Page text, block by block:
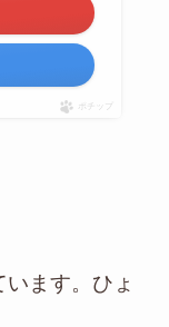
ポチップ
ます。ひょ